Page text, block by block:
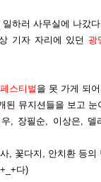
일하러 사무실에 나갔
기자 자리에 있던 광
스티벌 을 못 가게 되
된 뮤지션들을 보고 눈
, 장필순, 이상은, 델
, 꽃다지, 안치환 등의
다)